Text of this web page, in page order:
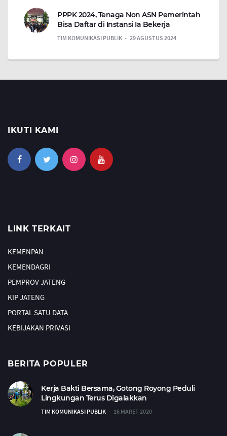
PPPK 2024, Tenaga Non ASN Pemerintah
Bisa Daftar di Instansi Ia Bekerja
TIM KOMUNIKASI PUBLIK 29 AGUSTUS 2024
IKUTI KAMI
LINK TERKAIT
KEMENPAN
KEMENDAGRI
PEMPROV JATENG
KIP JATENG
PORTAL SATU DATA
KEBIJAKAN PRIVASI
BERITA POPULER
Kerja Bakti Bersama, Gotong Royong Peduli
Lingkungan Terus Digalakkan
TIM KOMUNIKASI PUBLIK 16 MARET 2020